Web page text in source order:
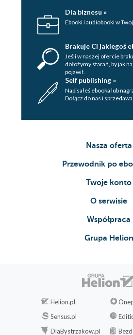
Dla biznesu »
Ebooki i audiobooki w
Brakuje Ci jakiegoś
Jeśli w naszej ofercie
dołożymy starań, by jak
pojawił.
Self publishing »
Napisałeś ebooka lub
Dołącz do nas i
Nasza oferta
Przewodnik po
Twoje konto
O serwisie
Współpraca
Grupa Helion
Helion.pl
Sensus.pl
DlaBystrzakow.pl